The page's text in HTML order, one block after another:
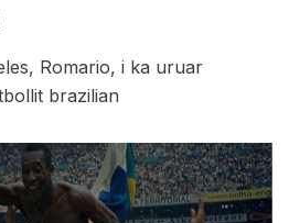
Romario, i ka uruar
brazilian